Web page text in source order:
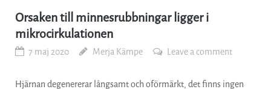
Orsaken till minnesrubbningar ligger i
mikrocirkulationen
7 maj 2020 Merja Kämpe Leave a comment
Hjärnan degenererar långsamt och oförmärkt, det finns ingen